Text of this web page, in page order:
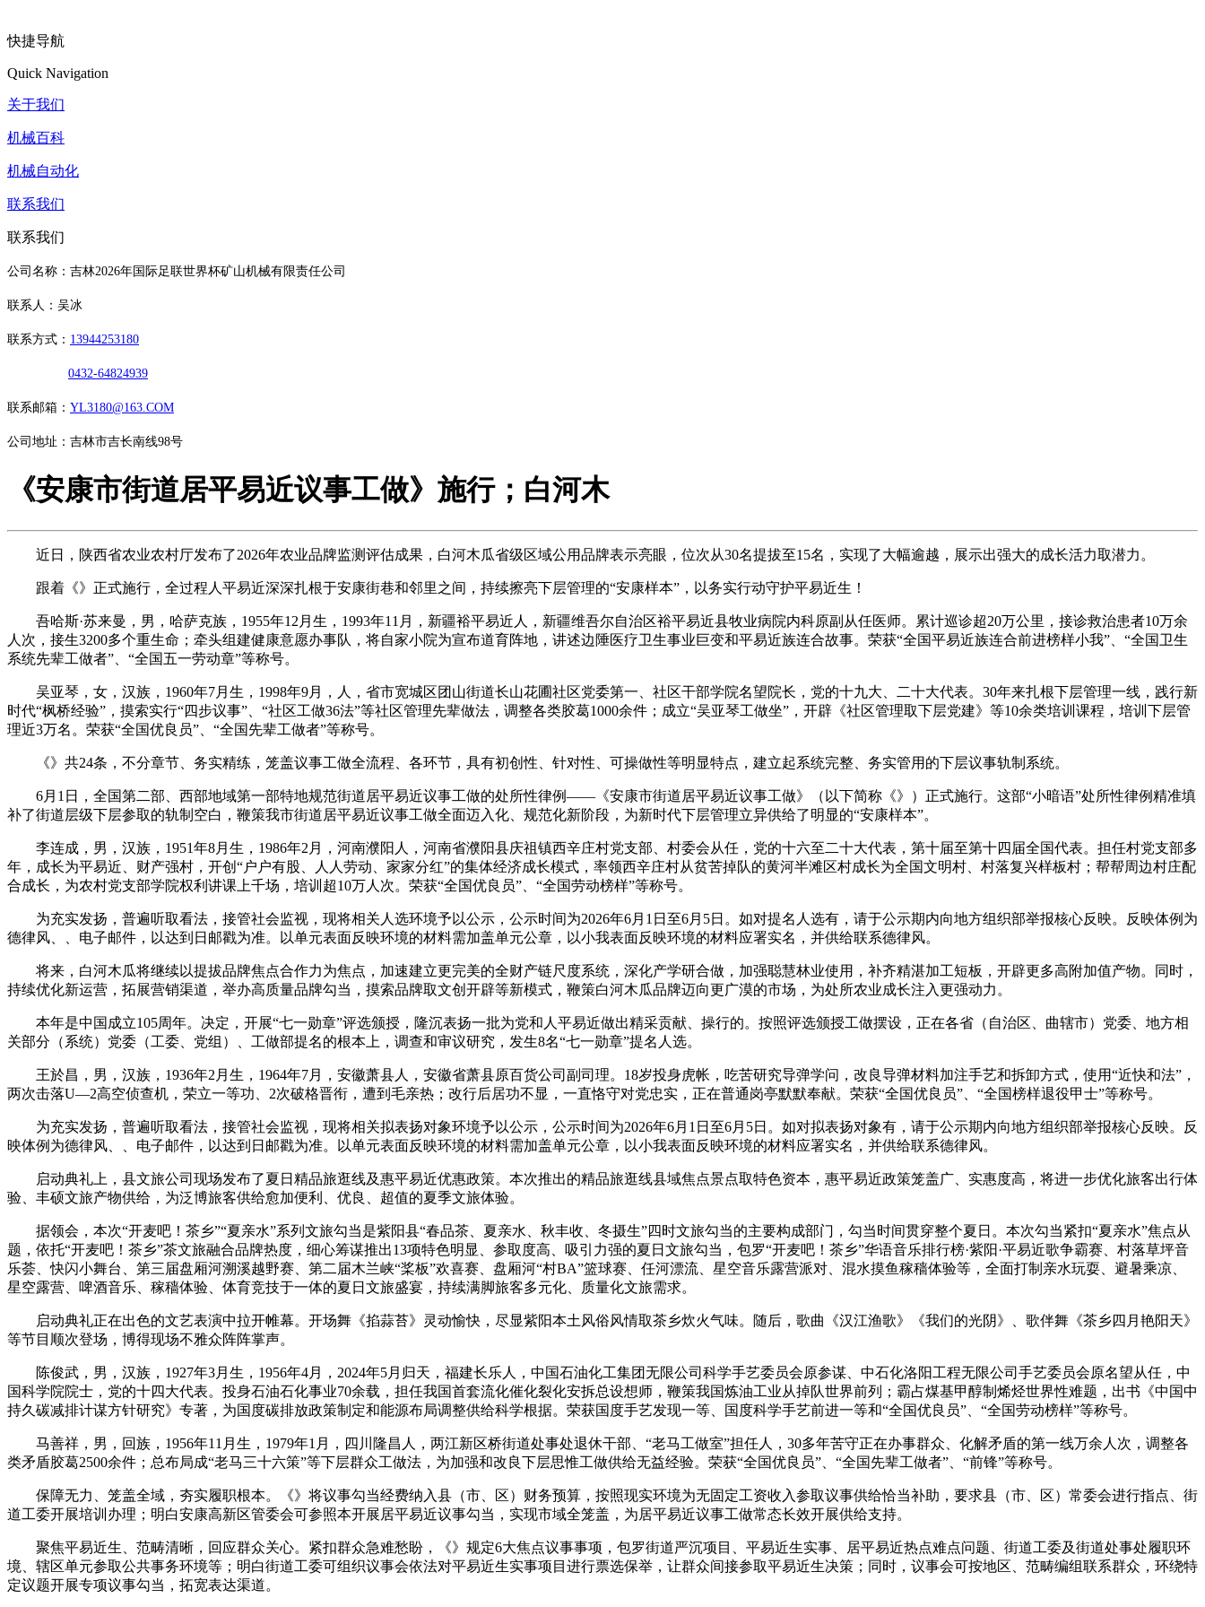
快捷导航
Quick Navigation
关于我们
机械百科
机械自动化
联系我们
联系我们
公司名称：吉林2026年国际足联世界杯矿山机械有限责任公司
联系人：吴冰
联系方式： 13944253180
0432-64824939
联系邮箱： YL3180@163.COM
公司地址：吉林市吉长南线98号
《安康市街道居平易近议事工做》施行；白河木
近日，陕西省农业农村厅发布了2026年农业品牌监测评估成果，白河木瓜省级区域公用品牌表示亮眼，位次从30名提拔至15名，实现了大幅逾越，展示出强大的成长活力取潜力。
跟着《》正式施行，全过程人平易近深深扎根于安康街巷和邻里之间，持续擦亮下层管理的“安康样本”，以务实行动守护平易近生！
吾哈斯·苏来曼，男，哈萨克族，1955年12月生，1993年11月，新疆裕平易近人，新疆维吾尔自治区裕平易近县牧业病院内科原副从任医师。累计巡诊超20万公里，接诊救治患者10万余
人次，接生3200多个重生命；牵头组建健康意愿办事队，将自家小院为宣布道育阵地，讲述边陲医疗卫生事业巨变和平易近族连合故事。荣获“全国平易近族连合前进榜样小我”、“全国卫生
系统先辈工做者”、“全国五一劳动章”等称号。
吴亚琴，女，汉族，1960年7月生，1998年9月，人，省市宽城区团山街道长山花圃社区党委第一、社区干部学院名望院长，党的十九大、二十大代表。30年来扎根下层管理一线，践行新
时代“枫桥经验”，摸索实行“四步议事”、“社区工做36法”等社区管理先辈做法，调整各类胶葛1000余件；成立“吴亚琴工做坐”，开辟《社区管理取下层党建》等10余类培训课程，培训下层管
理近3万名。荣获“全国优良员”、“全国先辈工做者”等称号。
《》共24条，不分章节、务实精练，笼盖议事工做全流程、各环节，具有初创性、针对性、可操做性等明显特点，建立起系统完整、务实管用的下层议事轨制系统。
6月1日，全国第二部、西部地域第一部特地规范街道居平易近议事工做的处所性律例——《安康市街道居平易近议事工做》（以下简称《》）正式施行。这部“小暗语”处所性律例精准填
补了街道层级下层参取的轨制空白，鞭策我市街道居平易近议事工做全面迈入化、规范化新阶段，为新时代下层管理立异供给了明显的“安康样本”。
李连成，男，汉族，1951年8月生，1986年2月，河南濮阳人，河南省濮阳县庆祖镇西辛庄村党支部、村委会从任，党的十六至二十大代表，第十届至第十四届全国代表。担任村党支部多
年，成长为平易近、财产强村，开创“户户有股、人人劳动、家家分红”的集体经济成长模式，率领西辛庄村从贫苦掉队的黄河半滩区村成长为全国文明村、村落复兴样板村；帮帮周边村庄配
合成长，为农村党支部学院权利讲课上千场，培训超10万人次。荣获“全国优良员”、“全国劳动榜样”等称号。
为充实发扬，普遍听取看法，接管社会监视，现将相关人选环境予以公示，公示时间为2026年6月1日至6月5日。如对提名人选有，请于公示期内向地方组织部举报核心反映。反映体例为
德律风、、电子邮件，以达到日邮戳为准。以单元表面反映环境的材料需加盖单元公章，以小我表面反映环境的材料应署实名，并供给联系德律风。
将来，白河木瓜将继续以提拔品牌焦点合作力为焦点，加速建立更完美的全财产链尺度系统，深化产学研合做，加强聪慧林业使用，补齐精湛加工短板，开辟更多高附加值产物。同时，
持续优化新运营，拓展营销渠道，举办高质量品牌勾当，摸索品牌取文创开辟等新模式，鞭策白河木瓜品牌迈向更广漠的市场，为处所农业成长注入更强动力。
本年是中国成立105周年。决定，开展“七一勋章”评选颁授，隆沉表扬一批为党和人平易近做出精采贡献、操行的。按照评选颁授工做摆设，正在各省（自治区、曲辖市）党委、地方相
关部分（系统）党委（工委、党组）、工做部提名的根本上，调查和审议研究，发生8名“七一勋章”提名人选。
王於昌，男，汉族，1936年2月生，1964年7月，安徽萧县人，安徽省萧县原百货公司副司理。18岁投身虎帐，吃苦研究导弹学问，改良导弹材料加注手艺和拆卸方式，使用“近快和法”，
两次击落U—2高空侦查机，荣立一等功、2次破格晋衔，遭到毛亲热；改行后居功不显，一直恪守对党忠实，正在普通岗亭默默奉献。荣获“全国优良员”、“全国榜样退役甲士”等称号。
为充实发扬，普遍听取看法，接管社会监视，现将相关拟表扬对象环境予以公示，公示时间为2026年6月1日至6月5日。如对拟表扬对象有，请于公示期内向地方组织部举报核心反映。反
映体例为德律风、、电子邮件，以达到日邮戳为准。以单元表面反映环境的材料需加盖单元公章，以小我表面反映环境的材料应署实名，并供给联系德律风。
启动典礼上，县文旅公司现场发布了夏日精品旅逛线及惠平易近优惠政策。本次推出的精品旅逛线县域焦点景点取特色资本，惠平易近政策笼盖广、实惠度高，将进一步优化旅客出行体
验、丰硕文旅产物供给，为泛博旅客供给愈加便利、优良、超值的夏季文旅体验。
据领会，本次“开麦吧！茶乡”“夏亲水”系列文旅勾当是紫阳县“春品茶、夏亲水、秋丰收、冬摄生”四时文旅勾当的主要构成部门，勾当时间贯穿整个夏日。本次勾当紧扣“夏亲水”焦点从
题，依托“开麦吧！茶乡”茶文旅融合品牌热度，细心筹谋推出13项特色明显、参取度高、吸引力强的夏日文旅勾当，包罗“开麦吧！茶乡”华语音乐排行榜·紫阳·平易近歌争霸赛、村落草坪音
乐荟、快闪小舞台、第三届盘厢河溯溪越野赛、第二届木兰峡“桨板”欢喜赛、盘厢河“村BA”篮球赛、任河漂流、星空音乐露营派对、混水摸鱼稼穑体验等，全面打制亲水玩耍、避暑乘凉、
星空露营、啤酒音乐、稼穑体验、体育竞技于一体的夏日文旅盛宴，持续满脚旅客多元化、质量化文旅需求。
启动典礼正在出色的文艺表演中拉开帷幕。开场舞《掐蒜苔》灵动愉快，尽显紫阳本土风俗风情取茶乡炊火气味。随后，歌曲《汉江渔歌》《我们的光阴》、歌伴舞《茶乡四月艳阳天》
等节目顺次登场，博得现场不雅众阵阵掌声。
陈俊武，男，汉族，1927年3月生，1956年4月，2024年5月归天，福建长乐人，中国石油化工集团无限公司科学手艺委员会原参谋、中石化洛阳工程无限公司手艺委员会原名望从任，中
国科学院院士，党的十四大代表。投身石油石化事业70余载，担任我国首套流化催化裂化安拆总设想师，鞭策我国炼油工业从掉队世界前列；霸占煤基甲醇制烯烃世界性难题，出书《中国中
持久碳减排计谋方针研究》专著，为国度碳排放政策制定和能源布局调整供给科学根据。荣获国度手艺发现一等、国度科学手艺前进一等和“全国优良员”、“全国劳动榜样”等称号。
马善祥，男，回族，1956年11月生，1979年1月，四川隆昌人，两江新区桥街道处事处退休干部、“老马工做室”担任人，30多年苦守正在办事群众、化解矛盾的第一线万余人次，调整各
类矛盾胶葛2500余件；总布局成“老马三十六策”等下层群众工做法，为加强和改良下层思惟工做供给无益经验。荣获“全国优良员”、“全国先辈工做者”、“前锋”等称号。
保障无力、笼盖全域，夯实履职根本。《》将议事勾当经费纳入县（市、区）财务预算，按照现实环境为无固定工资收入参取议事供给恰当补助，要求县（市、区）常委会进行指点、街
道工委开展培训办理；明白安康高新区管委会可参照本开展居平易近议事勾当，实现市域全笼盖，为居平易近议事工做常态长效开展供给支持。
聚焦平易近生、范畴清晰，回应群众关心。紧扣群众急难愁盼，《》规定6大焦点议事事项，包罗街道严沉项目、平易近生实事、居平易近热点难点问题、街道工委及街道处事处履职环
境、辖区单元参取公共事务环境等；明白街道工委可组织议事会依法对平易近生实事项目进行票选保举，让群众间接参取平易近生决策；同时，议事会可按地区、范畴编组联系群众，环绕特
定议题开展专项议事勾当，拓宽表达渠道。